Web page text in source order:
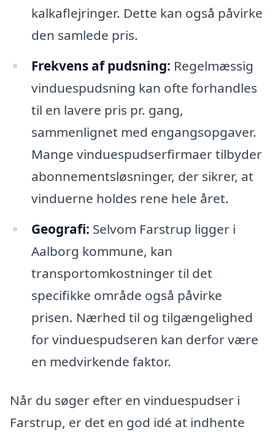
kalkaflejringer. Dette kan også påvirke
den samlede pris.
Frekvens af pudsning: Regelmæssig
vinduespudsning kan ofte forhandles
til en lavere pris pr. gang,
sammenlignet med engangsopgaver.
Mange vinduespudserfirmaer tilbyder
abonnementsløsninger, der sikrer, at
vinduerne holdes rene hele året.
Geografi: Selvom Farstrup ligger i
Aalborg kommune, kan
transportomkostninger til det
specifikke område også påvirke
prisen. Nærhed til og tilgængelighed
for vinduespudseren kan derfor være
en medvirkende faktor.
Når du søger efter en vinduespudser i
Farstrup, er det en god idé at indhente